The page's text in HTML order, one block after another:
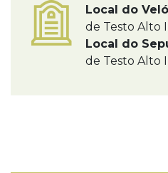
Local do
de Testo Alto
Local do
de Testo Alto